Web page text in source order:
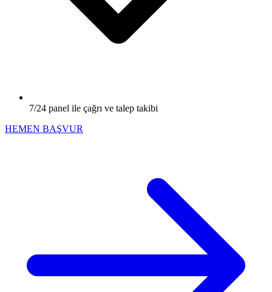
7/24 panel ile çağrı ve talep takibi
HEMEN BAŞVUR